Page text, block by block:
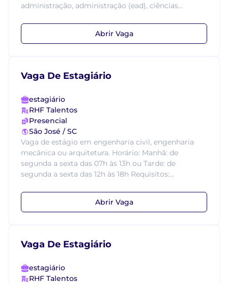
administração, administração (ead), ciências...
Abrir Vaga
Vaga De Estagiário
estagiário
RHF Talentos
Presencial
São José / SC
Vaga de estágio em engenharia civil, engenharia
mecânica ou arquitetura. Horário: Manhã: de
segunda a sexta das 07h às 13h ou Tarde: de
segunda a sexta das 12h às 18h Requisitos:...
Abrir Vaga
Vaga De Estagiário
estagiário
RHF Talentos